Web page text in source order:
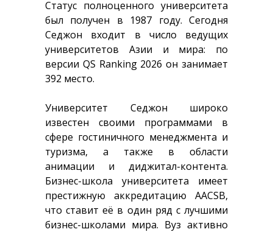
Статус полноценного университета
был получен в 1987 году. Сегодня
Седжон входит в число ведущих
университетов Азии и мира: по
версии QS Ranking 2026 он занимает
392 место.
Университет Седжон широко
известен своими программами в
сфере гостиничного менеджмента и
туризма, а также в области
анимации и диджитал-контента.
Бизнес-школа университета имеет
престижную аккредитацию AACSB,
что ставит её в один ряд с лучшими
бизнес-школами мира. Вуз активно